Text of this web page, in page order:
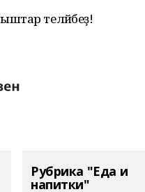
теләйбеҙ!
Рубрика "Еда и
напитки"